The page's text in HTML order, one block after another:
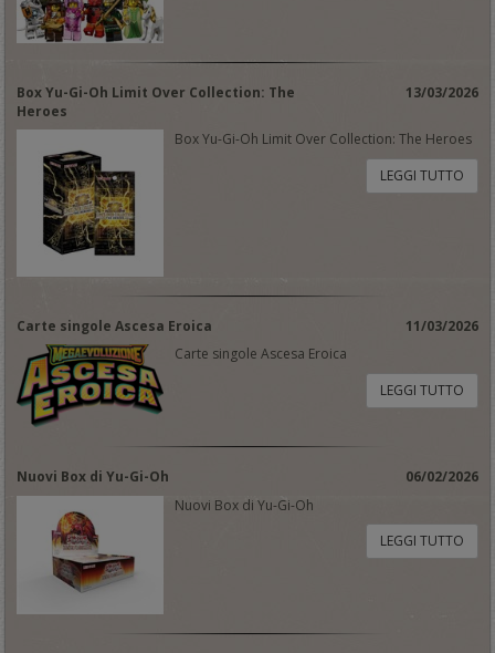
Box Yu-Gi-Oh Limit Over Collection: The
Heroes
13/03/2026
Box Yu-Gi-Oh Limit Over Collection: The Heroes
LEGGI TUTTO
Carte singole Ascesa Eroica
11/03/2026
Carte singole Ascesa Eroica
LEGGI TUTTO
Nuovi Box di Yu-Gi-Oh
06/02/2026
Nuovi Box di Yu-Gi-Oh
LEGGI TUTTO